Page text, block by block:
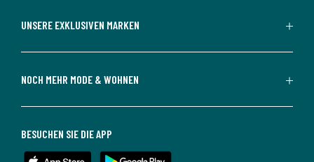
UNSERE EXKLUSIVEN MARKEN
NOCH MEHR MODE & WOHNEN
BESUCHEN SIE DIE APP